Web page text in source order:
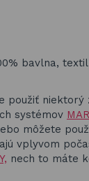
bavlna,
použiť niektorý
systémov
môžete
vplyvom
nech to máte